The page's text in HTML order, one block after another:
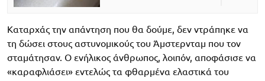
Καταρχάς την απάντηση που θα δούμε, δεν ντράπηκε να
τη δώσει στους αστυνομικούς του Άμστερνταμ που τον
σταμάτησαν. Ο ενήλικος άνθρωπος, λοιπόν, αποφάσισε να
«καραφλιάσει» εντελώς τα φθαρμένα ελαστικά του